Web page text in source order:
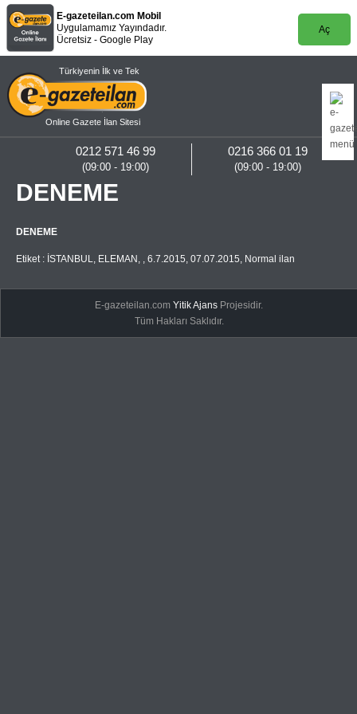
E-gazeteilan.com Mobil
Uygulamamız Yayındadır.
Ücretsiz - Google Play
Aç
Türkiyenin İlk ve Tek
Online Gazete İlan Sitesi
0216 366 01 19
(09:00 - 19:00)
0212 571 46 99
(09:00 - 19:00)
DENEME
DENEME
Etiket : İSTANBUL, ELEMAN , , 6.7.2015, 07.07.2015, Normal ilan
E-gazeteilan.comYitik Ajans Projesidir.
Tüm Hakları Saklıdır.